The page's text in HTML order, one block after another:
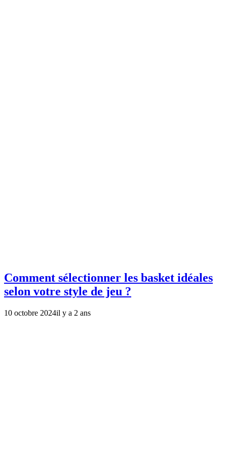
Comment sélectionner les basket idéales
selon votre style de jeu ?
10 octobre 2024il y a 2 ans